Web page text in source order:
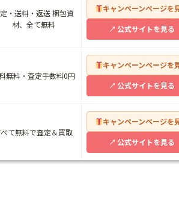
・送料・返送 梱包資
材、全て無料
キャンペーンページを
公式サイトを見る
無料・査定手数料0円
キャンペーンページを
公式サイトを見る
べて無料で査定＆買取
キャンペーンページを
公式サイトを見る